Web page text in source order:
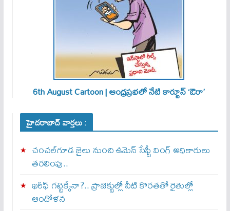
6th August Cartoon | ఆంధ్రప్రభలో నేటి కార్టూన్ ‘ఔరా’
హైదరాబాద్ వార్తలు :
చంచల్‌గూడ జైలు నుంచి ఉమెన్ సేఫ్టీ వింగ్ అధికారులు
తరలింపు..
ఖరీఫ్ గట్టెక్కేనా?.. ప్రాజెక్టుల్లో నీటి కొరతతో రైతుల్లో
ఆందోళన